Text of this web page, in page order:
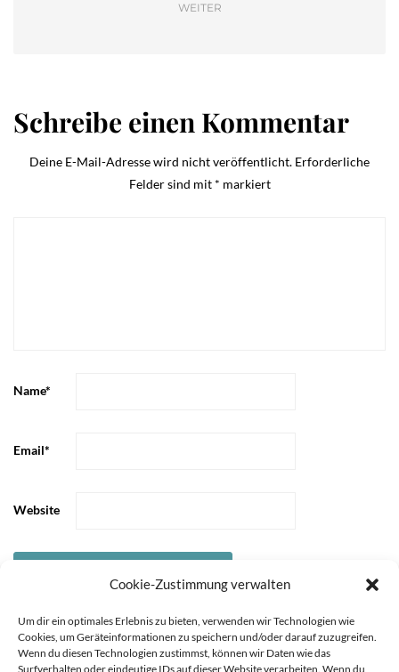
Cookie-Zustimmung verwalten
Um dir ein optimales Erlebnis zu bieten, verwenden wir Technologien wie
Cookies, um Geräteinformationen zu speichern und/oder darauf zuzugreifen.
Wenn du diesen Technologien zustimmst, können wir Daten wie das
Surfverhalten oder eindeutige IDs auf dieser Website verarbeiten. Wenn du
WEITER
Schreibe einen Kommentar
Deine E-Mail-Adresse wird nicht veröffentlicht. Erforderliche
Felder sind mit * markiert
Name*
Email*
Website